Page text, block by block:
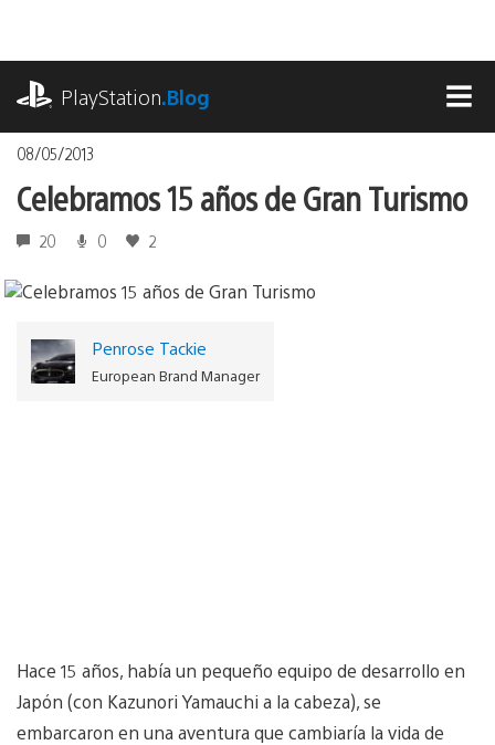
contenido
PlayStation.Blog
08/05/2013
Celebramos 15 años de Gran Turismo
20 0 2
Penrose Tackie
European Brand Manager
Hace 15 años, había un pequeño equipo de desarrollo en
Japón (con Kazunori Yamauchi a la cabeza), se
embarcaron en una aventura que cambiaría la vida de